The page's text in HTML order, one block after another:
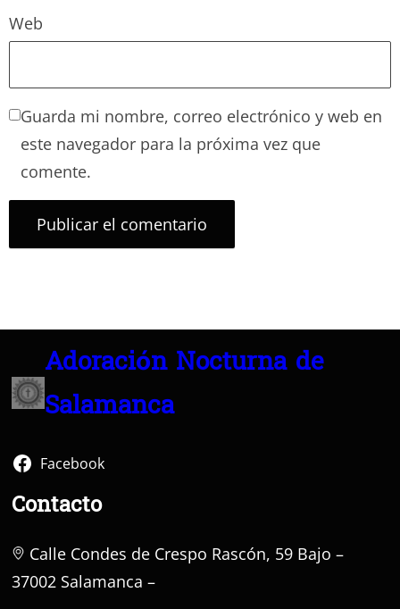
Web
Guarda mi nombre, correo electrónico y web en
este navegador para la próxima vez que
comente.
Adoración Nocturna de
Salamanca
Facebook
Contacto
Calle Condes de Crespo Rascón, 59 Bajo –
37002 Salamanca –